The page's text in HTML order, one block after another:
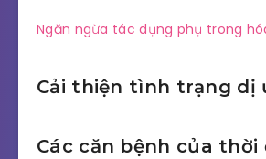
Ngăn ngừa tác dụng phụ trong
Cải thiện tình trạng dị
Các căn bệnh của thời